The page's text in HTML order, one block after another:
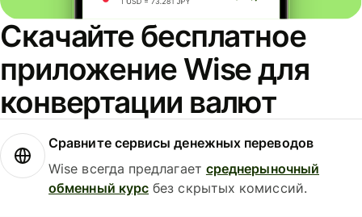
Скачайте бесплатное
приложение Wise для
конвертации валют
Сравните сервисы денежных переводов
Wise всегда предлагает среднерыночный
обменный курс без скрытых комиссий.